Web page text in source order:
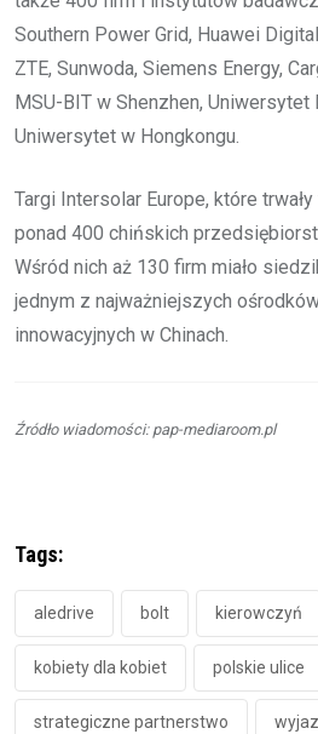
Southern Power Grid, Huawei
ZTE, Sunwoda, Siemens Energy,
MSU-BIT w Shenzhen, Uniwersytet
Uniwersytet w Hongkongu.
Targi Intersolar Europe, które
ponad 400 chińskich
Wśród nich aż 130 firm miało
jednym z najważniejszych
innowacyjnych w Chinach.
Źródło wiadomości: pap-mediaroom.pl
Tags:
aledrive bolt kierowczyń
kobiety dla kobiet polskie ulice
strategiczne partnerstwo